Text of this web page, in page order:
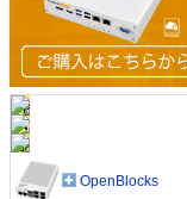
OpenBlocks